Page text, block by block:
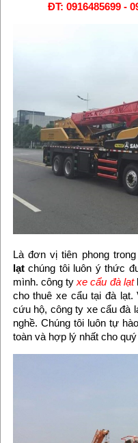
ĐT: 0916485699 -
Là đơn vị tiên phong
lạtchúng tôi luôn ý thức
mình. công tyxe cẩu đà lạt
cho thuê xe cẩu tại đà
cứu hộ, công ty xe cẩu đà
nghề. Chúng tôi luôn tự
toàn và hợp lý nhất cho